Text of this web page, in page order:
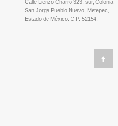
Calle Lienzo Charro 323, sur, Colonia
San Jorge Pueblo Nuevo, Metepec,
Estado de México, C.P. 52154.